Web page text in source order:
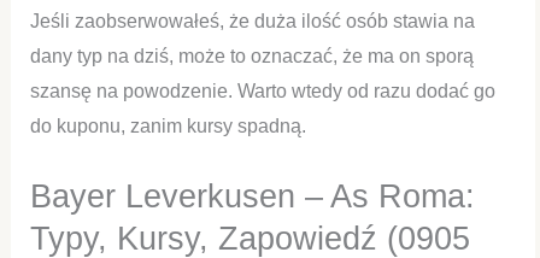
Jeśli zaobserwowałeś, że duża ilość osób stawia na
dany typ na dziś, może to oznaczać, że ma on sporą
szansę na powodzenie. Warto wtedy od razu dodać go
do kuponu, zanim kursy spadną.
Bayer Leverkusen – As Roma:
Typy, Kursy, Zapowiedź (0905